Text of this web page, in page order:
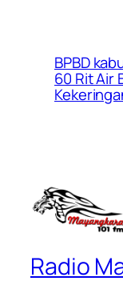
BPBD
60 Rit Air
Radio